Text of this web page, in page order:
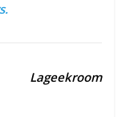
Lageekroom